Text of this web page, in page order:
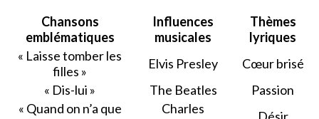
Chansons
emblématiques
Influences
musicales
Thèmes
lyriques
« Laisse tomber les
filles »
Elvis Presley
Cœur brisé
« Dis-lui »
The Beatles
Passion
« Quand on n’a que
Charles